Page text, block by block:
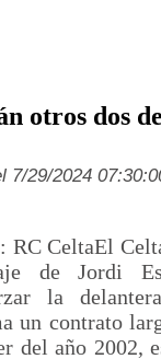
otros dos
7/29/2024
RC CeltaEl
de Jordi
la
un contrato
del año 2002,